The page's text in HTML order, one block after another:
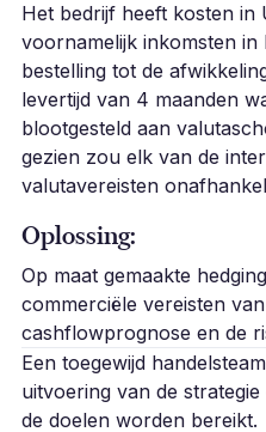
Het bedrijf heeft kosten in
voornamelijk inkomsten in
bestelling tot de
levertijd van 4 maanden
blootgesteld aan
gezien zou elk van de
valutavereisten
Oplossing:
Op maat gemaakte
commerciële vereisten
cashflowprognose en de
Een toegewijd
uitvoering van de
de doelen worden bereikt.